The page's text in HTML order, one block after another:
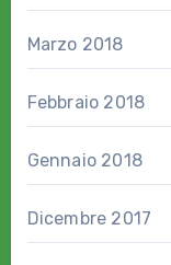
Marzo 2018
Febbraio 2018
Gennaio 2018
Dicembre 2017